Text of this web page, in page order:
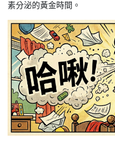
素分泌的黃金時間。